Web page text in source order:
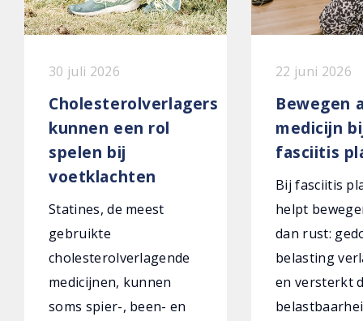
30 juli 2026
Cholesterolverlagers
kunnen een rol
spelen bij
voetklachten
Statines, de meest
gebruikte
cholesterolverlagende
medicijnen, kunnen
soms spier-, been- en
22 juni 2026
Bewegen
medicijn
fasciitis
Bij fasciitis
helpt
dan rust:
belasting
en versterkt